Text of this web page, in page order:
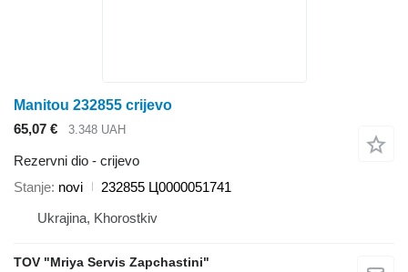
Manitou 232855 crijevo
65,07 €
3.348 UAH
Rezervni dio - crijevo
Stanje novi
232855 Ц0000051741
Ukrajina, Khorostkiv
TOV "Mriya Servis Zapchastini"